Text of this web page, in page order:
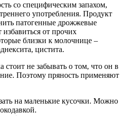
со специфическим запахом,
употребления. Продукт
патогенные дрожжевые
от прочих
близки к молочнице –
цистита.
стоит не забывать о том, что он в
Поэтому пряность применяют
на маленькие кусочки. Можно